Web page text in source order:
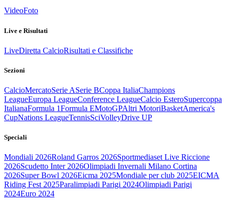
VideoFoto
Live e Risultati
LiveDiretta CalcioRisultati e Classifiche
Sezioni
CalcioMercatoSerie ASerie BCoppa ItaliaChampions
LeagueEuropa LeagueConference LeagueCalcio EsteroSupercoppa
ItalianaFormula 1Formula EMotoGPAltri MotoriBasketAmerica's
CupNations LeagueTennisSciVolleyDrive UP
Speciali
Mondiali 2026Roland Garros 2026Sportmediaset Live Riccione
2026Scudetto Inter 2026Olimpiadi Invernali Milano Cortina
2026Super Bowl 2026Eicma 2025Mondiale per club 2025EICMA
Riding Fest 2025Paralimpiadi Parigi 2024Olimpiadi Parigi
2024Euro 2024